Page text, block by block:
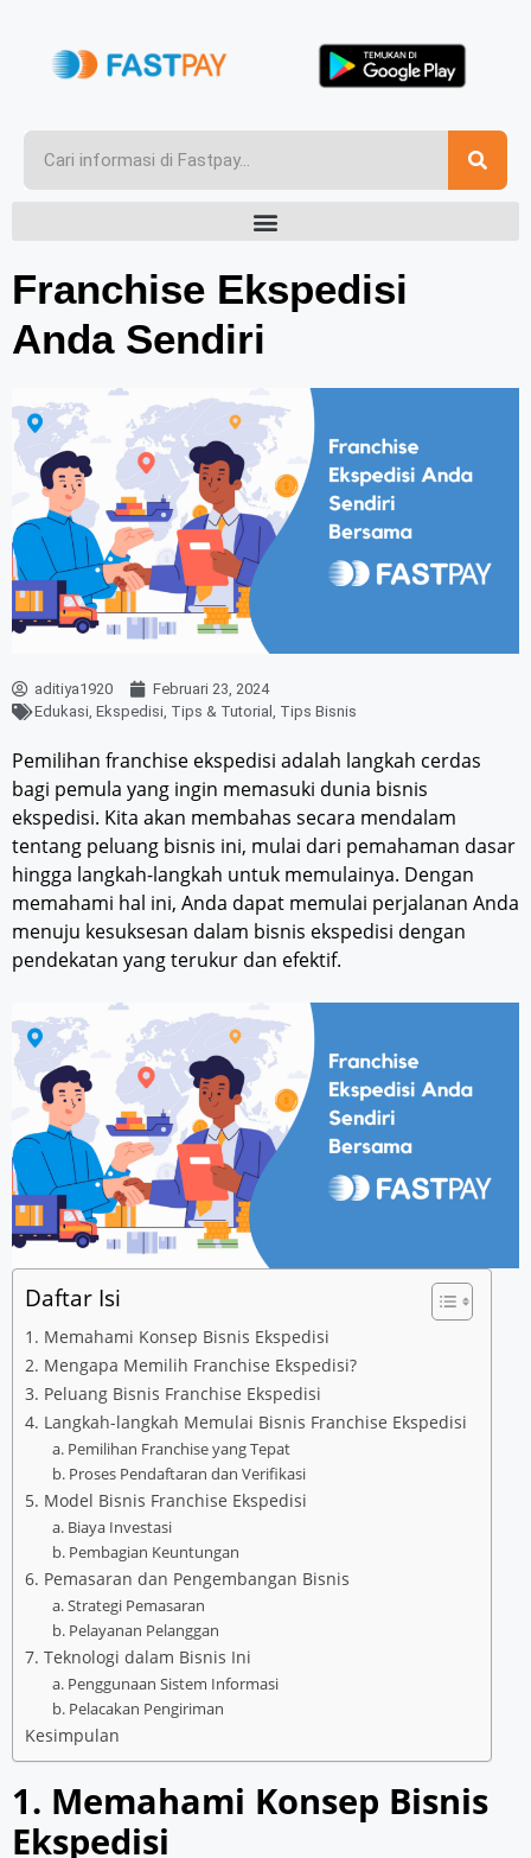
Franchise Ekspedisi
Anda Sendiri
aditiya1920
Februari 23, 2024
Edukasi, Ekspedisi, Tips & Tutorial , Tips Bisnis
Pemilihan franchise ekspedisi adalah langkah cerdas
bagi pemula yang ingin memasuki dunia bisnis
ekspedisi. Kita akan membahas secara mendalam
tentang peluang bisnis ini, mulai dari pemahaman dasar
hingga langkah-langkah untuk memulainya. Dengan
memahami hal ini, Anda dapat memulai perjalanan Anda
menuju kesuksesan dalam bisnis ekspedisi dengan
pendekatan yang terukur dan efektif.
Daftar Isi
1. Memahami Konsep Bisnis Ekspedisi
2. Mengapa Memilih Franchise Ekspedisi?
3. Peluang Bisnis Franchise Ekspedisi
4. Langkah-langkah Memulai Bisnis Franchise Ekspedisi
a. Pemilihan Franchise yang Tepat
b. Proses Pendaftaran dan Verifikasi
5. Model Bisnis Franchise Ekspedisi
a. Biaya Investasi
b. Pembagian Keuntungan
6. Pemasaran dan Pengembangan Bisnis
a. Strategi Pemasaran
b. Pelayanan Pelanggan
7. Teknologi dalam Bisnis Ini
a. Penggunaan Sistem Informasi
b. Pelacakan Pengiriman
Kesimpulan
1. Memahami Konsep Bisnis
Ekspedisi